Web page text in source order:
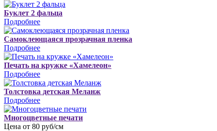
Буклет 2 фальца
Подробнее
Самоклеющаяся прозрачная пленка
Подробнее
Печать на кружке «Хамелеон»
Подробнее
Толстовка детская Меланж
Подробнее
Многоцветные печати
Цена от 80 руб/см